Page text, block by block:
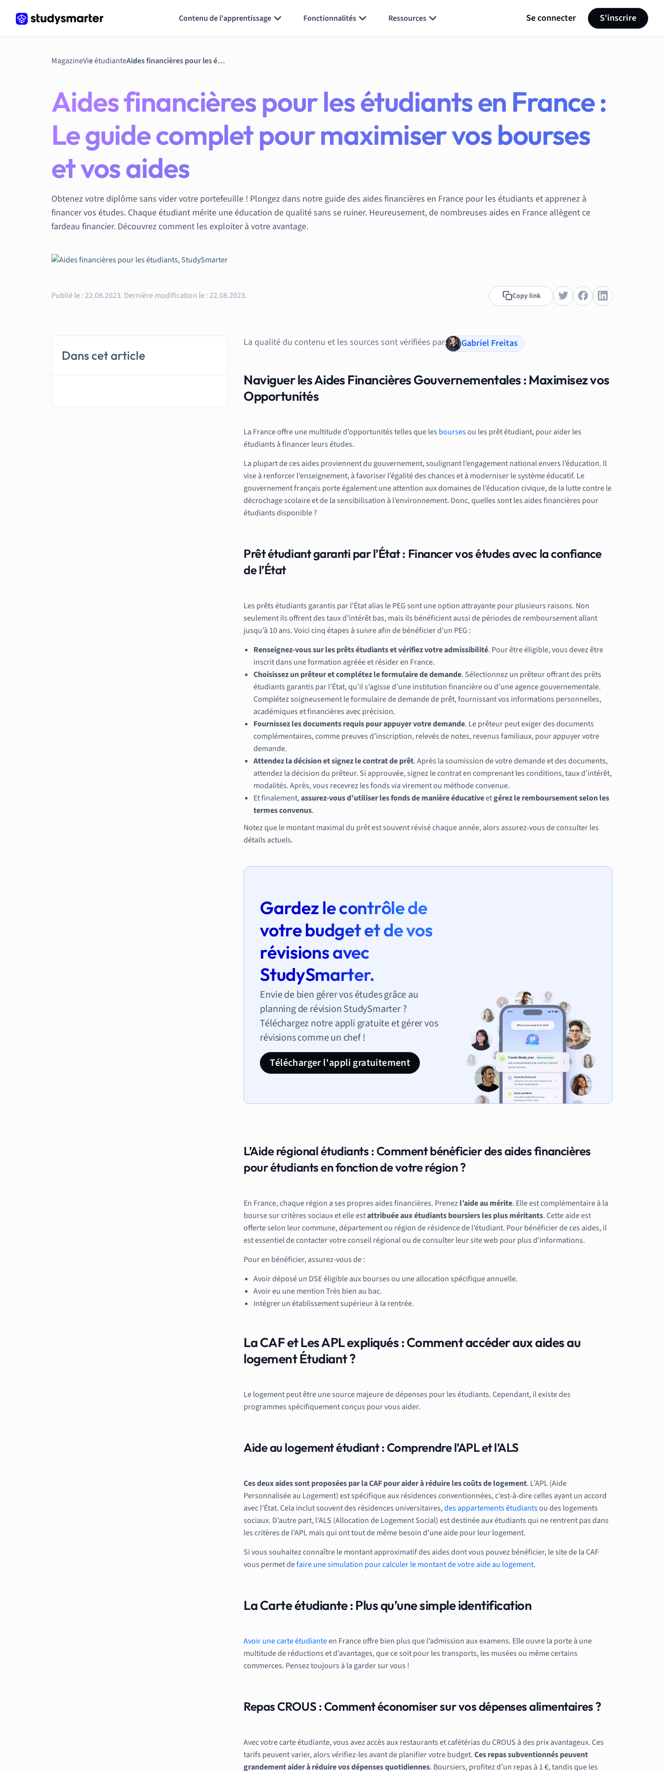
Contenu de l'apprentissage Fonctionnalités Ressources Se connecter S'inscrire
MagazineVie étudiante Aides financières pour les étudiants en France : Le guide complet pour maximiser vos bourses et vos aides
Aides financières pour les étudiants en France :
Le guide complet pour maximiser vos bourses
et vos aides
Obtenez votre diplôme sans vider votre portefeuille ! Plongez dans notre guide des aides financières en France pour les étudiants et apprenez à
financer vos études. Chaque étudiant mérite une éducation de qualité sans se ruiner. Heureusement, de nombreuses aides en France allègent ce
fardeau financier. Découvrez comment les exploiter à votre avantage.
Publié le :22.08.2023. Dernière modification le :22.08.2023. Copy link
Dans cet article
La qualité du contenu et les sources sont vérifiées par Gabriel Freitas
Naviguer les Aides Financières Gouvernementales : Maximisez vos
Opportunités
La France offre une multitude d’opportunités telles que les boursesou les prêt étudiant, pour aider les
étudiants à financer leurs études.
La plupart de ces aides proviennent du gouvernement, soulignant l’engagement national envers l’éducation. Il
vise à renforcer l’enseignement, à favoriser l’égalité des chances et à moderniser le système éducatif. Le
gouvernement français porte également une attention aux domaines de l’éducation civique, de la lutte contre le
décrochage scolaire et de la sensibilisation à l’environnement. Donc, quelles sont les aides financières pour
étudiants disponible ?
Prêt étudiant garanti par l’État : Financer vos études avec la confiance
de l’État
Les prêts étudiants garantis par l’État alias le PEG sont une option attrayante pour plusieurs raisons. Non
seulement ils offrent des taux d’intérêt bas, mais ils bénéficient aussi de périodes de remboursement allant
jusqu’à 10 ans. Voici cinq étapes à suivre afin de bénéficier d’un PEG :
Renseignez-vous sur les prêts étudiants et vérifiez votre admissibilité. Pour être éligible, vous devez être
inscrit dans une formation agréée et résider en France.
Choisissez un prêteur et complétez le formulaire de demande. Sélectionnez un prêteur offrant des prêts
étudiants garantis par l’État, qu’il s’agisse d’une institution financière ou d’une agence gouvernementale.
Complétez soigneusement le formulaire de demande de prêt, fournissant vos informations personnelles,
académiques et financières avec précision.
Fournissez les documents requis pour appuyer votre demande. Le prêteur peut exiger des documents
complémentaires, comme preuves d’inscription, relevés de notes, revenus familiaux, pour appuyer votre
demande.
Attendez la décision et signez le contrat de prêt. Après la soumission de votre demande et des documents,
attendez la décision du prêteur. Si approuvée, signez le contrat en comprenant les conditions, taux d’intérêt,
modalités. Après, vous recevrez les fonds via virement ou méthode convenue.
Et finalement,assurez-vous d’utiliser les fonds de manière éducativeetgérez le remboursement selon les
termes convenus.
Notez que le montant maximal du prêt est souvent révisé chaque année, alors assurez-vous de consulter les
détails actuels.
Gardez le contrôle de
votre budget et de vos
révisions avec
StudySmarter.
Envie de bien gérer vos études grâce au
planning de révision StudySmarter ?
Téléchargez notre appli gratuite et gérer vos
révisions comme un chef !
Télécharger l'appli gratuitement
L’Aide régional étudiants : Comment bénéficier des aides financières
pour étudiants en fonction de votre région ?
En France, chaque région a ses propres aides financières. Prenezl’aide au mérite. Elle est complémentaire à la
bourse sur critères sociaux et elle estattribuée aux étudiants boursiers les plus méritants. Cette aide est
offerte selon leur commune, département ou région de résidence de l’étudiant. Pour bénéficier de ces aides, il
est essentiel de contacter votre conseil régional ou de consulter leur site web pour plus d’informations.
Pour en bénéficier, assurez-vous de :
Avoir déposé un DSE éligible aux bourses ou une allocation spécifique annuelle.
Avoir eu une mention Très bien au bac.
Intégrer un établissement supérieur à la rentrée.
La CAF et Les APL expliqués : Comment accéder aux aides au
logement Étudiant ?
Le logement peut être une source majeure de dépenses pour les étudiants. Cependant, il existe des
programmes spécifiquement conçus pour vous aider.
Aide au logement étudiant : Comprendre l’APL et l’ALS
Ces deux aides sont proposées par la CAF pour aider à réduire les coûts de logement. L’APL (Aide
Personnalisée au Logement) est spécifique aux résidences conventionnées, c’est-à-dire celles ayant un accord
avec l’État. Cela inclut souvent des résidences universitaires,des appartements étudiantsou des logements
sociaux. D’autre part, l’ALS (Allocation de Logement Social) est destinée aux étudiants qui ne rentrent pas dans
les critères de l’APL mais qui ont tout de même besoin d’une aide pour leur logement.
Si vous souhaitez connaître le montant approximatif des aides dont vous pouvez bénéficier, le site de la CAF
vous permet defaire une simulation pour calculer le montant de votre aide au logement.
La Carte étudiante : Plus qu’une simple identification
Avoir une carte étudianteen France offre bien plus que l’admission aux examens. Elle ouvre la porte à une
multitude de réductions et d’avantages, que ce soit pour les transports, les musées ou même certains
commerces. Pensez toujours à la garder sur vous !
Repas CROUS : Comment économiser sur vos dépenses alimentaires ?
Avec votre carte étudiante, vous avez accès aux restaurants et cafétérias du CROUS à des prix avantageux. Ces
tarifs peuvent varier, alors vérifiez-les avant de planifier votre budget.Ces repas subventionnés peuvent
grandement aider à réduire vos dépenses quotidiennes. Boursiers, profitez d’un repas à 1 €, tandis que les